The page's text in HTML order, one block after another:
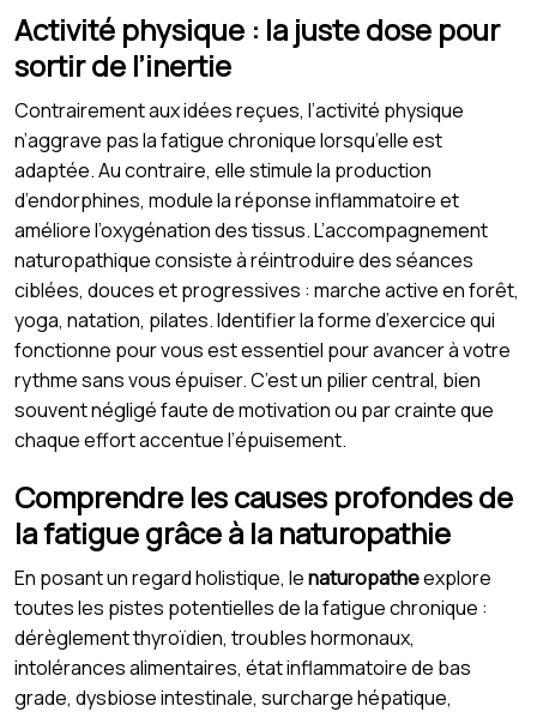
Activité physique : la juste dose pour
sortir de l’inertie
Contrairement aux idées reçues, l’activité physique
n’aggrave pas la fatigue chronique lorsqu’elle est
adaptée. Au contraire, elle stimule la production
d’endorphines, module la réponse inflammatoire et
améliore l’oxygénation des tissus. L’accompagnement
naturopathique consiste à réintroduire des séances
ciblées, douces et progressives : marche active en forêt,
yoga, natation, pilates. Identifier la forme d’exercice qui
fonctionne pour vous est essentiel pour avancer à votre
rythme sans vous épuiser. C’est un pilier central, bien
souvent négligé faute de motivation ou par crainte que
chaque effort accentue l’épuisement.
Comprendre les causes profondes de
la fatigue grâce à la naturopathie
En posant un regard holistique, lenaturopatheexplore
toutes les pistes potentielles de la fatigue chronique :
dérèglement thyroïdien, troubles hormonaux,
intolérances alimentaires, état inflammatoire de bas
grade, dysbiose intestinale, surcharge hépatique,